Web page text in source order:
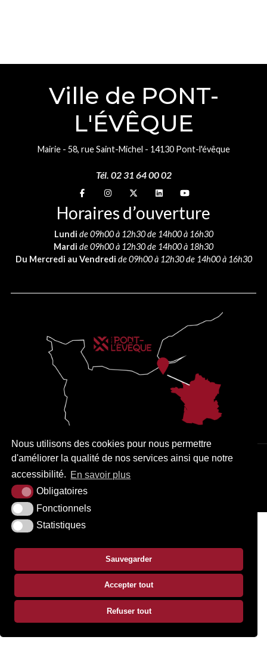
Nous utilisons des cookies pour nous permettre
d'améliorer la qualité de nos services ainsi que notre
accessibilité. En savoir plus
Obligatoires
Fonctionnels
Statistiques
Sauvegarder
Accepter tout
Refuser tout
Ville de PONT-
L'ÉVÊQUE
Mairie - 58, rue Saint-Michel - 14130 Pont-l'évêque
Tél. 02 31 64 00 02
Suivez-nous sur
Suivez-nous sur
Suivez-nous sur
Suivez-nous sur
Suivez-nous sur
Horaires d’ouverture
Lundi de 09h00 à 12h30 de 14h00 à 16h30
Mardi de 09h00 à 12h30 de 14h00 à 18h30
Du Mercredi au Vendredi de 09h00 à 12h30 de 14h00 à 16h30
PLAN DU SITE MENTIONS LÉGALES ACCESSIBILITÉ